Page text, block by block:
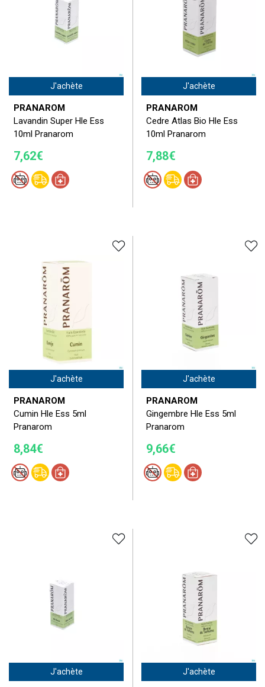
J'achète
PRANAROM
Lavandin Super Hle Ess
10ml Pranarom
7,62€
J'achète
PRANAROM
Cedre Atlas Bio Hle Ess
10ml Pranarom
7,88€
J'achète
PRANAROM
Cumin Hle Ess 5ml
Pranarom
8,84€
J'achète
PRANAROM
Gingembre Hle Ess 5ml
Pranarom
9,66€
J'achète J'achète